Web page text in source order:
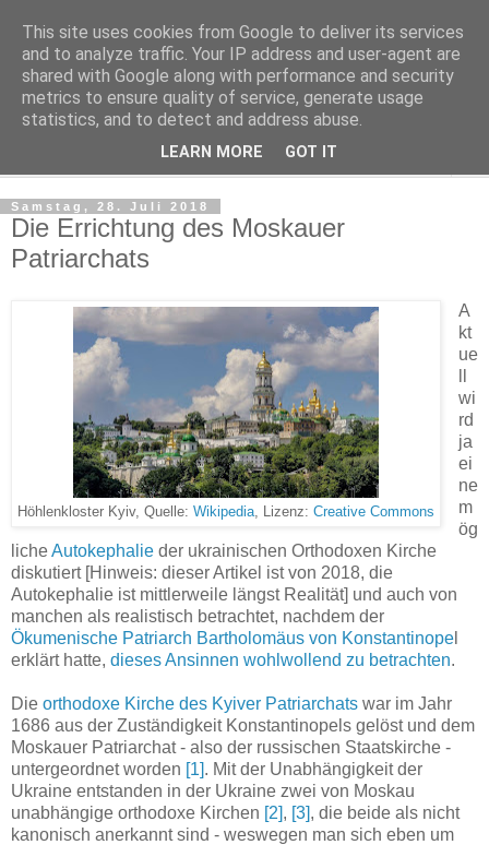
Martins Braindumps
Artikel, Texte, Notizen.
Samstag, 28. Juli 2018
Die Errichtung des Moskauer
Patriarchats
Höhlenkloster Kyiv, Quelle: Wikipedia , Lizenz: Creative Commons
A
kt
ue
wi
rd
ja
ei
ne
m
ög
licheAutokephalie der ukrainischen Orthodoxen Kirche
diskutiert [Hinweis: dieser Artikel ist von 2018, die
Autokephalie ist mittlerweile längst Realität] und auch von
manchen als realistisch betrachtet, nachdem der
Ökumenische Patriarch Bartholomäus von Konstantinope
erklärt hatte, dieses Ansinnen wohlwollend zu betrachten.
Die orthodoxe Kirche des Kyiver Patriarchats war im Jahr
1686 aus der Zuständigkeit Konstantinopels gelöst und dem
Moskauer Patriarchat - also der russischen Staatskirche -
untergeordnet worden [1]. Mit der Unabhängigkeit der
Ukraine entstanden in der Ukraine zwei von Moskau
unabhängige orthodoxe Kirchen [2], [3], die beide als nicht
kanonisch anerkannt sind - weswegen man sich eben um
This site uses cookies from Google to deliver its services
and to analyze traffic. Your IP address and user-agent are
shared with Google along with performance and security
metrics to ensure quality of service, generate usage
statistics, and to detect and address abuse.
LEARN MORE GOT IT